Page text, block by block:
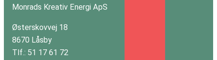
Monrads Kreativ Energi ApS
Østerskovvej 18
8670 Låsby
Tlf.: 51 17 61 72